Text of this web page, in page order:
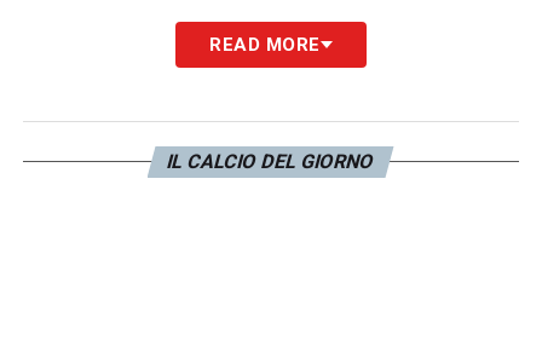
READ MORE
IL CALCIO DEL GIORNO